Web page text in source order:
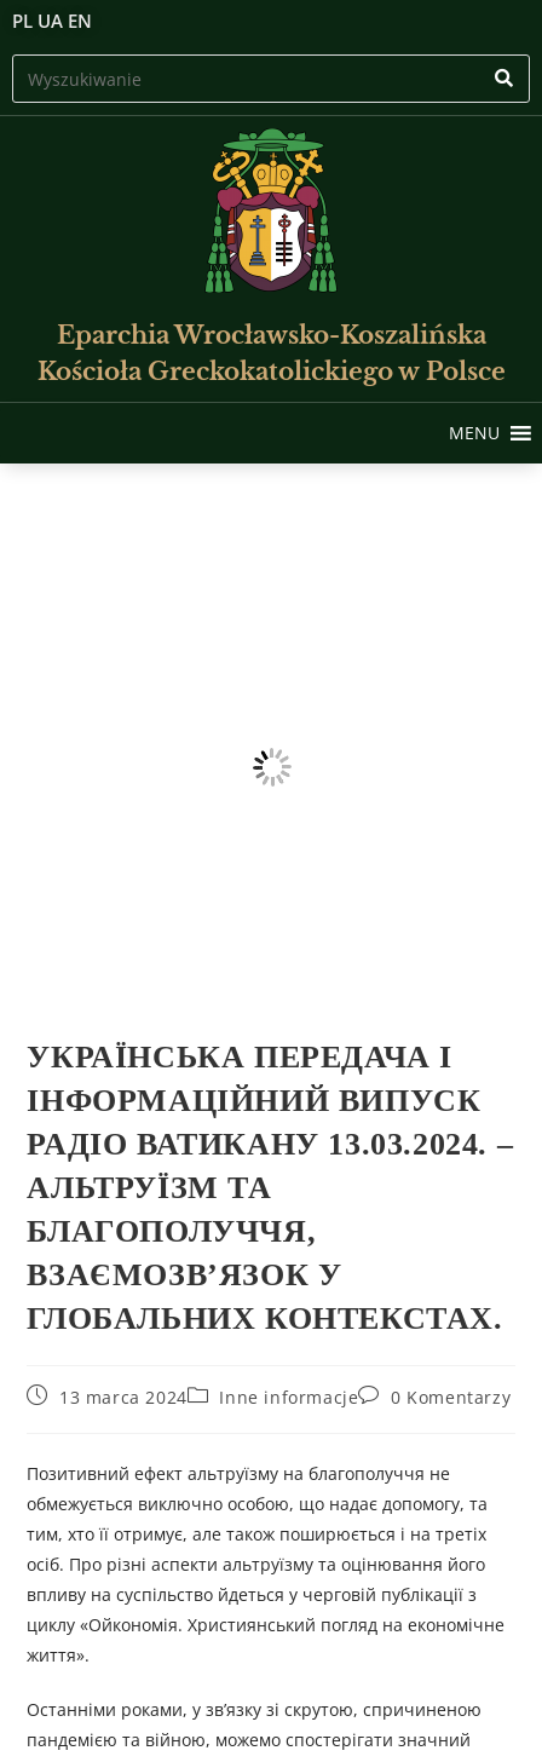
PL UA EN
Eparchia Wrocławsko-Koszalińska
Kościoła Greckokatolickiego w Polsce
MENU
УКРАЇНСЬКА ПЕРЕДАЧА І
ІНФОРМАЦІЙНИЙ ВИПУСК
РАДІО ВАТИКАНУ 13.03.2024. –
АЛЬТРУЇЗМ ТА
БЛАГОПОЛУЧЧЯ,
ВЗАЄМОЗВ’ЯЗОК У
ГЛОБАЛЬНИХ КОНТЕКСТАХ.
13 marca 2024 Inne informacje 0 Komentarzy
Позитивний ефект альтруїзму на благополуччя не
обмежується виключно особою, що надає допомогу, та
тим, хто її отримує, але також поширюється і на третіх
осіб. Про різні аспекти альтруїзму та оцінювання його
впливу на суспільство йдеться у черговій публікації з
циклу «Ойкономія. Християнський погляд на економічне
життя».
Останніми роками, у зв’язку зі скрутою, спричиненою
пандемією та війною, можемо спостерігати значний